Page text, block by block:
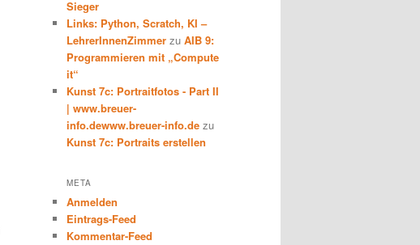
Sieger
Links: Python, Scratch, KI –
LehrerInnenZimmer zu AIB 9:
Programmieren mit „Compute
it“
Kunst 7c: Portraitfotos - Part II
| www.breuer-
info.dewww.breuer-info.de zu
Kunst 7c: Portraits erstellen
META
Anmelden
Eintrags-Feed
Kommentar-Feed